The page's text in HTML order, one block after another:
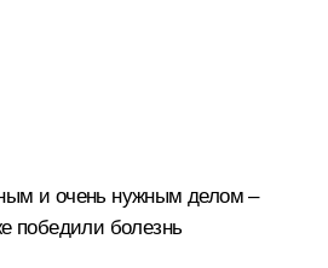
и очень нужным делом –
победили болезнь